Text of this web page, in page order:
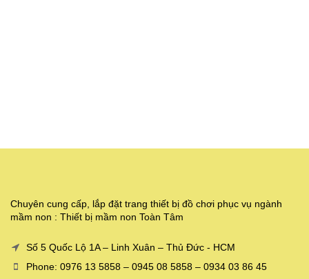
Chuyên cung cấp, lắp đặt trang thiết bị đồ chơi phục vụ ngành
mầm non : Thiết bị mầm non Toàn Tâm
Số 5 Quốc Lộ 1A – Linh Xuân – Thủ Đức - HCM
Phone: 0976 13 5858 – 0945 08 5858 – 0934 03 86 45